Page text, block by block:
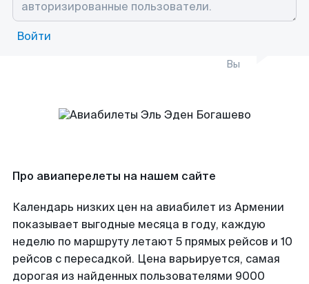
Войти
Вы
Про авиаперелеты на нашем сайте
Календарь низких цен на авиабилет из Армении
показывает выгодные месяца в году, каждую
неделю по маршруту летают 5 прямых рейсов и 10
рейсов с пересадкой. Цена варьируется, самая
дорогая из найденных пользователями 9000